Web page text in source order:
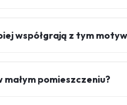
współgrają z tym
małym pomieszczeniu?